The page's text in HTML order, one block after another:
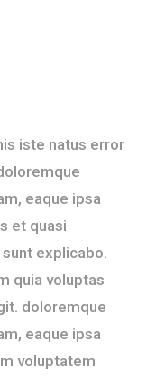
iste natus error
eaque ipsa
et quasi
explicabo.
quia voluptas
doloremque
eaque ipsa
voluptatem